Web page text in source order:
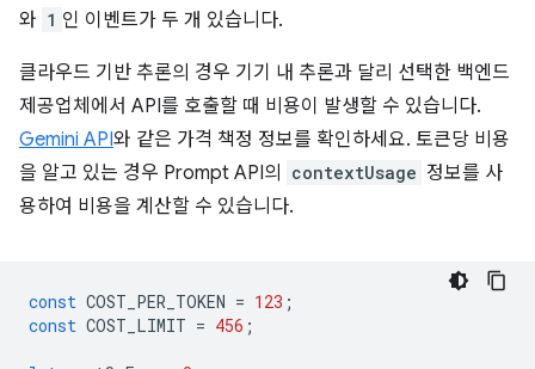
와 1 인 이벤트가 두 개 있습니다.
클라우드 기반 추론의 경우 기기 내 추론과 달리 선택한 백엔드
제공업체에서 API를 호출할 때 비용이 발생할 수 있습니다.
Gemini API와 같은 가격 책정 정보를 확인하세요. 토큰당 비용
을 알고 있는 경우 Prompt API의
contextUsage 정보를 사
용하여 비용을 계산할 수 있습니다.
const COST_PER_TOKEN = 123 ;
const COST_LIMIT = 456 ;